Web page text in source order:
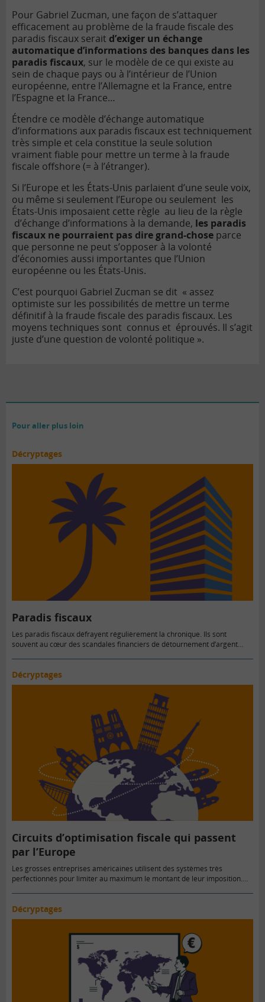
Pour Gabriel Zucman, une façon de s’attaquer
efficacement au problème de la fraude fiscale des
paradis fiscaux serait d’exiger un échange
automatique d’informations des banques dans les
paradis fiscaux, sur le modèle de ce qui existe au
sein de chaque pays ou à l’intérieur de l’Union
européenne, entre l’Allemagne et la France, entre
l’Espagne et la France…
Étendre ce modèle d’échange automatique
d’informations aux paradis fiscaux est techniquement
très simple et cela constitue la seule solution
vraiment fiable pour mettre un terme à la fraude
fiscale offshore (= à l’étranger).
Si l’Europe et les États-Unis parlaient d’une seule voix,
ou même si seulement l’Europe ou seulement les
États-Unis imposaient cette règle au lieu de la règle
d’échange d’informations à la demande, les paradis
fiscaux ne pourraient pas dire grand-chose parce
que personne ne peut s’opposer à la volonté
d’économies aussi importantes que l’Union
européenne ou les États-Unis.
C’est pourquoi Gabriel Zucman se dit « assez
optimiste sur les possibilités de mettre un terme
définitif à la fraude fiscale des paradis fiscaux. Les
moyens techniques sont connus et éprouvés. Il s’agit
juste d’une question de volonté politique ».
Pour aller plus loin
Décryptages
Paradis fiscaux
Les paradis fiscaux défrayent régulièrement la chronique. Ils sont
souvent au cœur des scandales financiers de détournement d’argent…
Décryptages
Circuits d’optimisation fiscale qui passent
par l’Europe
Les grosses entreprises américaines utilisent des systèmes très
perfectionnés pour limiter au maximum le montant de leur imposition.…
Décryptages